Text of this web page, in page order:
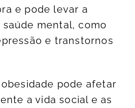
e pode levar a
mental, como
e transtornos
pode afetar
a vida social e as